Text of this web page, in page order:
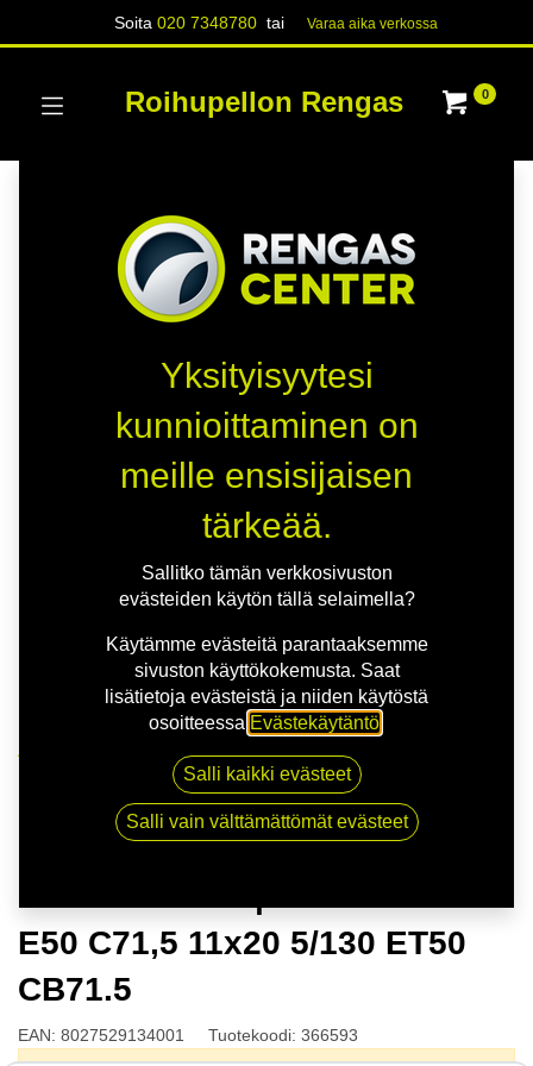
Soita020 7348780 tai Varaa aika verk​​​​ossa
Roihupellon Rengas 0
OZ HYPER GT | 11X20 5-130 E50 C71,5 11x20 5/130
ET50 CB71.5
E50 C71,5 11x20 5/130 ET50
CB71.5
EAN: 8027529134001 Tuotekoodi: 366593
Yksityisyytesi
kunnioittaminen on
meille ensisijaisen
tärkeää.
Sallitko tämän verkkosivuston
evästeiden käytön tällä selaimella?
Käytämme evästeitä parantaaksemme
sivuston käyttökokemusta. Saat
lisätietoja evästeistä ja niiden käytöstä
osoitteessa Evästekäytäntö
Salli kaikki evästeet
Salli vain välttämättömät evästeet